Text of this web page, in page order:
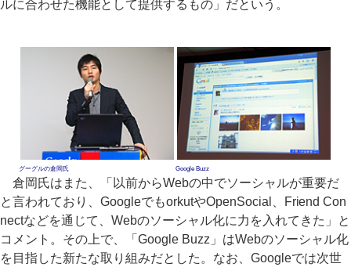
ルに合わせた機能として提供するもの」だという。
グーグルの倉岡氏 Google Buzz
倉岡氏はまた、「以前からWebの中でソーシャルが重要だ
と言われており、GoogleでもorkutやOpenSocial、Friend Con
nectなどを通じて、Webのソーシャル化に力を入れてきた」と
コメント。その上で、「Google Buzz」はWebのソーシャル化
を目指した新たな取り組みだとした。なお、Googleでは次世